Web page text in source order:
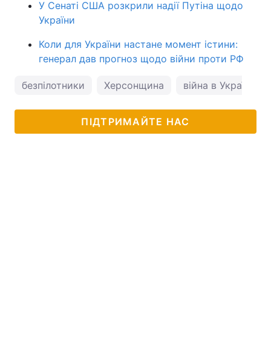
У Сенаті США розкрили надії Путіна щодо
України
Коли для України настане момент істини:
генерал дав прогноз щодо війни проти РФ
безпілотники Херсонщина війна в Україні
ПІДТРИМАЙТЕ НАС